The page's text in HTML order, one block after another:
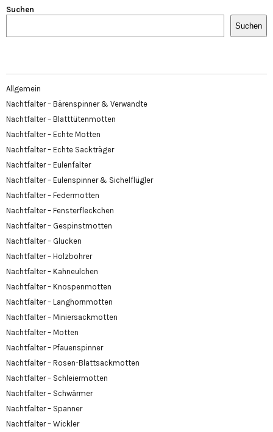
Suchen
Suchen
Allgemein
Nachtfalter – Bärenspinner & Verwandte
Nachtfalter – Blatttütenmotten
Nachtfalter – Echte Motten
Nachtfalter – Echte Sackträger
Nachtfalter – Eulenfalter
Nachtfalter – Eulenspinner & Sichelflügler
Nachtfalter – Federmotten
Nachtfalter – Fensterfleckchen
Nachtfalter – Gespinstmotten
Nachtfalter – Glucken
Nachtfalter – Holzbohrer
Nachtfalter – Kahneulchen
Nachtfalter – Knospenmotten
Nachtfalter – Langhornmotten
Nachtfalter – Miniersackmotten
Nachtfalter – Motten
Nachtfalter – Pfauenspinner
Nachtfalter – Rosen-Blattsackmotten
Nachtfalter – Schleiermotten
Nachtfalter – Schwärmer
Nachtfalter – Spanner
Nachtfalter – Wickler